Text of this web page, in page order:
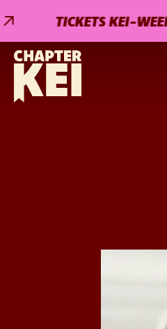
TICKETS KEI-WEEK!